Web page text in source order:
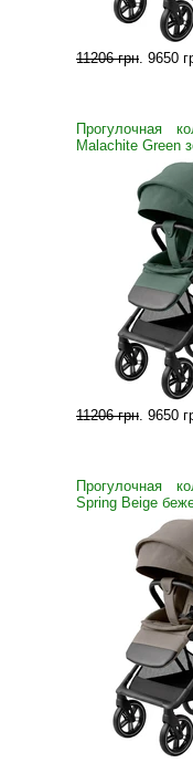
11206 грн. 9650
Прогулочная
Malachite Green
11206 грн. 9650
Прогулочная
Spring Beige